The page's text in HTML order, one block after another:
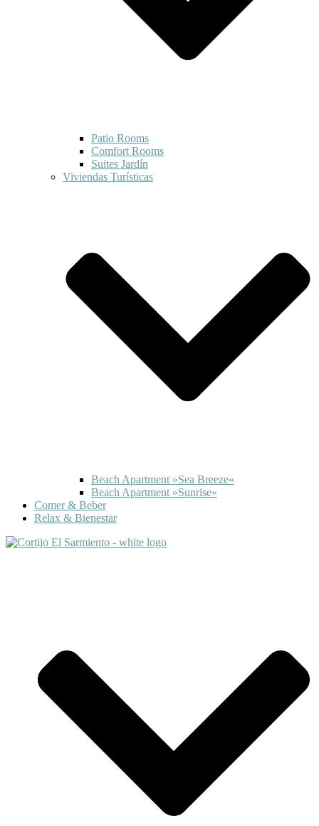
Patio Rooms
Comfort Rooms
Suites Jardín
Viviendas Turísticas
Beach Apartment »Sea Breeze«
Beach Apartment »Sunrise«
Comer & Beber
Relax & Bienestar